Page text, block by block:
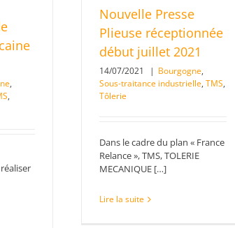
Nouvelle Presse
Plieuse réceptionnée
début juillet 2021
14/07/2021 | Bourgogne,
Sous-traitance industrielle, TMS,
Tôlerie
Dans le cadre du plan « France
Relance », TMS, TOLERIE
MECANIQUE […]
Lire la suite
,
,